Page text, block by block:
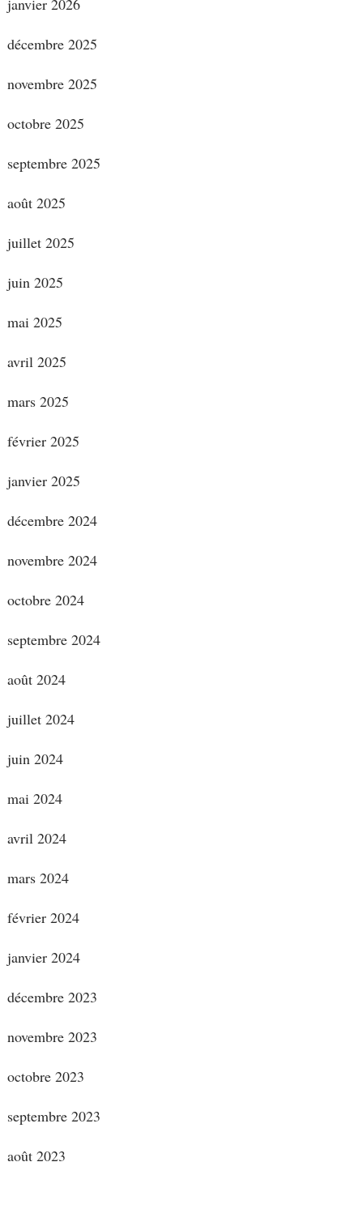
janvier 2026
décembre 2025
novembre 2025
octobre 2025
septembre 2025
août 2025
juillet 2025
juin 2025
mai 2025
avril 2025
mars 2025
février 2025
janvier 2025
décembre 2024
novembre 2024
octobre 2024
septembre 2024
août 2024
juillet 2024
juin 2024
mai 2024
avril 2024
mars 2024
février 2024
janvier 2024
décembre 2023
novembre 2023
octobre 2023
septembre 2023
août 2023